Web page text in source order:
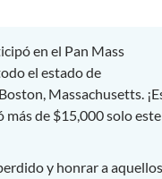
en el Pan Mass
el estado de
Massachusetts.
de $15,000 solo este
y honrar a aquellos